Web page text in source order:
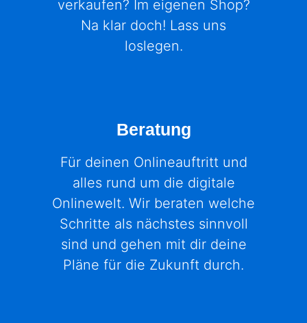
verkaufen? Im eigenen Shop?
Na klar doch! Lass uns
loslegen.
Beratung
Für deinen Onlineauftritt und
alles rund um die digitale
Onlinewelt. Wir beraten welche
Schritte als nächstes sinnvoll
sind und gehen mit dir deine
Pläne für die Zukunft durch.